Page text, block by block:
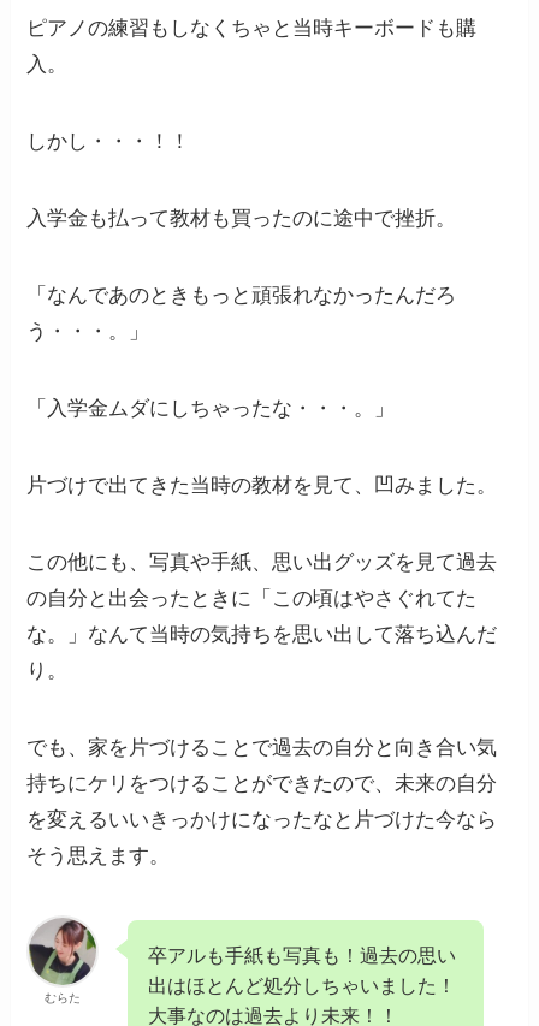
ピアノの練習もしなくちゃと当時キーボードも購
入。
しかし・・・！！
入学金も払って教材も買ったのに途中で挫折。
「なんであのときもっと頑張れなかったんだろ
う・・・。」
「入学金ムダにしちゃったな・・・。」
片づけで出てきた当時の教材を見て、凹みました。
この他にも、写真や手紙、思い出グッズを見て過去
の自分と出会ったときに「この頃はやさぐれてた
な。」なんて当時の気持ちを思い出して落ち込んだ
り。
でも、家を片づけることで過去の自分と向き合い気
持ちにケリをつけることができたので、未来の自分
を変えるいいきっかけになったなと片づけた今なら
そう思えます。
むらた
卒アルも手紙も写真も！過去の思い
出はほとんど処分しちゃいました！
大事なのは過去より未来！！